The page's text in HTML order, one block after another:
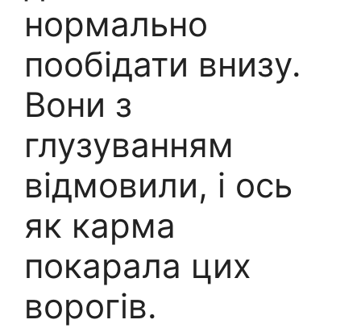
нормально
пообідати внизу.
Вони з
глузуванням
відмовили, і ось
як карма
покарала цих
ворогів.